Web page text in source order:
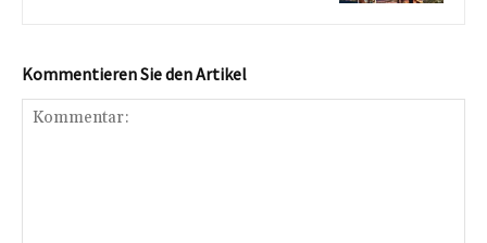
Kommentieren Sie den Artikel